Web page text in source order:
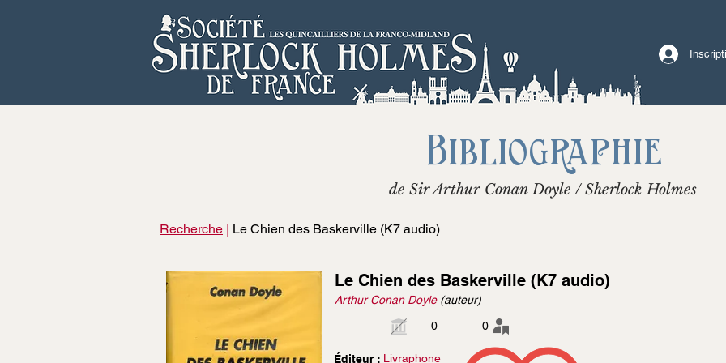
Bibliographie
de Sir Arthur Conan Doyle / Sherlock Holmes
Recherche | Le Chien des Baskerville (K7 audio)
Le Chien des Baskerville (K7 audio)
Arthur Conan Doyle(auteur)
0
0
Éditeur : Livraphone